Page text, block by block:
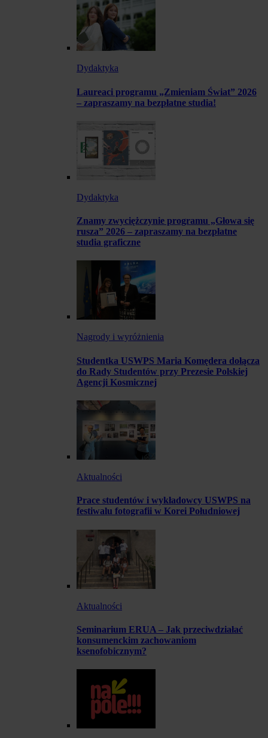
Dydaktyka
Laureaci programu „Zmieniam Świat” 2026
– zapraszamy na bezpłatne studia!
Dydaktyka
Znamy zwyciężczynie programu „Głowa się
rusza” 2026 – zapraszamy na bezpłatne
studia graficzne
Nagrody i wyróżnienia
Studentka USWPS Maria Komędera dołącza
do Rady Studentów przy Prezesie Polskiej
Agencji Kosmicznej
Aktualności
Prace studentów i wykładowcy USWPS na
festiwalu fotografii w Korei Południowej
Aktualności
Seminarium ERUA – Jak przeciwdziałać
konsumenckim zachowaniom
ksenofobicznym?